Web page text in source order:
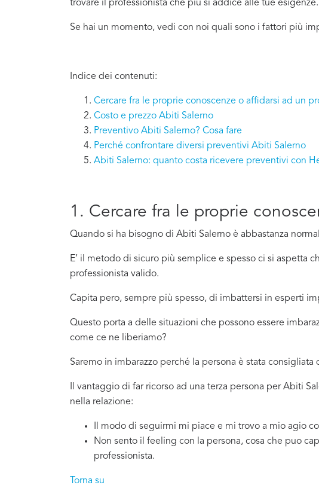
trovare il professionista che più si addice alle tue esigenze.
Se hai un momento, vedi con noi quali sono i fattori più
Indice dei contenuti:
Cercare fra le proprie conoscenze o affidarsi ad un
Costo e prezzo Abiti Salerno
Preventivo Abiti Salerno? Cosa fare
Perché confrontare diversi preventivi Abiti Salerno
Abiti Salerno: quanto costa ricevere preventivi con
1. Cercare fra le proprie
Quando si ha bisogno di Abiti Salerno è abbastanza
E’ il metodo di sicuro più semplice e spesso ci si aspetta
professionista valido.
Capita pero, sempre più spesso, di imbattersi in esperti
Questo porta a delle situazioni che possono essere
come ce ne liberiamo?
Saremo in imbarazzo perché la persona è stata
Il vantaggio di far ricorso ad una terza persona per Abiti
nella relazione:
Il modo di seguirmi mi piace e mi trovo a mio agio
Non sento il feeling con la persona, cosa che puo
professionista.
Torna su